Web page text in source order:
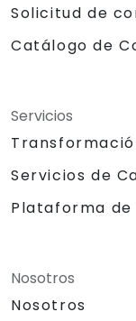
Solicitud de
Catálogo de
Servicios
Servicios de
Plataforma
Nosotros
Nosotros